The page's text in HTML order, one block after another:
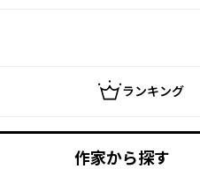
ランキング
作家から探す